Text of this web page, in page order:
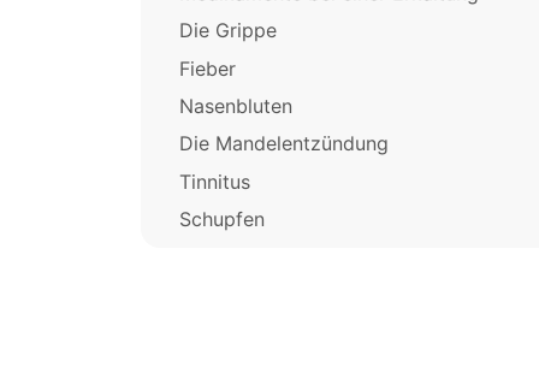
Die Grippe
Fieber
Nasenbluten
Die Mandelentzündung
Tinnitus
Schupfen